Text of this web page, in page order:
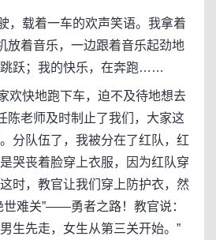
载着一车的欢声笑语。我拿着
放着音乐，一边跟着音乐起劲地
跃；我的快乐，在奔跑……
快地跑下车，迫不及待地想去
陈老师及时制止了我们，大家这
分队伍了，我被分在了红队，红
哭丧着脸穿上衣服，因为红队穿
时，教官让我们穿上防护衣，然
世难关”——勇者之路！教官说：
生先走，女生从第三关开始。”